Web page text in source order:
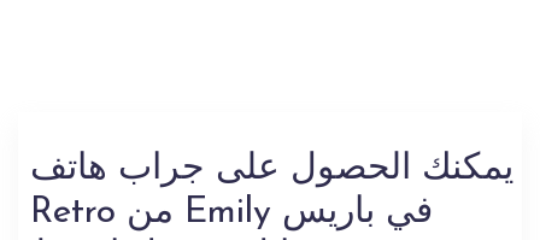
يمكنك الحصول على جراب هاتف
Retro من Emily في باريس